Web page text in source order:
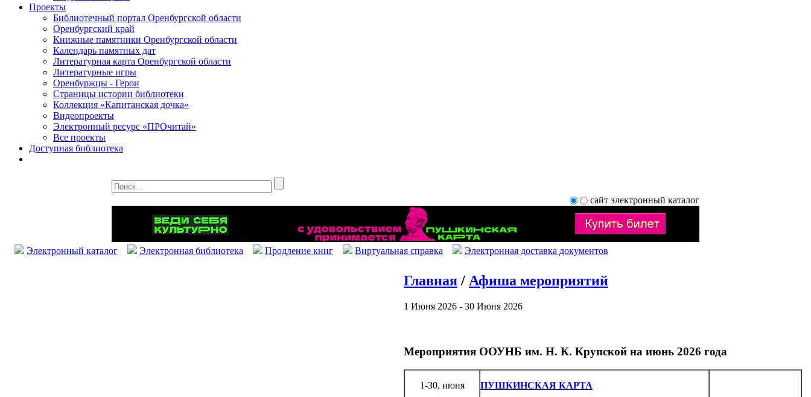
Проекты
Библиотечный портал Оренбургской области
Оренбургский край
Книжные памятники Оренбургской области
Календарь памятных дат
Литературная карта Оренбургской области
Литературные игры
Оренбуржцы - Герои
Страницы истории библиотеки
Коллекция «Капитанская дочка»
Видеопроекты
Электронный ресурс «ПРОчитай»
Все проекты
Доступная библиотека
сайт электронный каталог
Электронный каталог Электронная библиотека Продление книг Виртуальная справка Электронная доставка документов
Главная / Афиша мероприятий
1 Июня 2026 - 30 Июня 2026
Мероприятия ООУНБ им. Н. К. Крупской на июнь 2026 года
1-30, июня ПУШКИНСКАЯ КАРТА